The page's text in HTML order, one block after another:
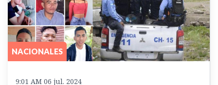
NACIONALES
9:01 AM 06 jul. 2024